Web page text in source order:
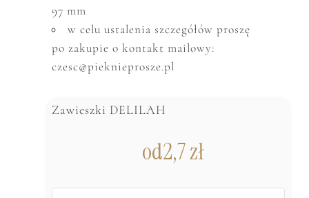
97 mm
w celu ustalenia szczegółów proszę
po zakupie o kontakt mailowy:
czesc@pieknieprosze.pl
Zawieszki DELILAH
od2,7zł